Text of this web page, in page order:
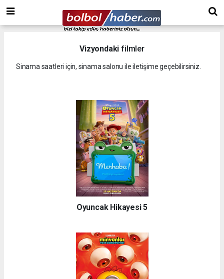
Vizyondaki filmler
Sinama saatleri için, sinama salonu ile iletişime geçebilirsiniz.
Oyuncak Hikayesi 5